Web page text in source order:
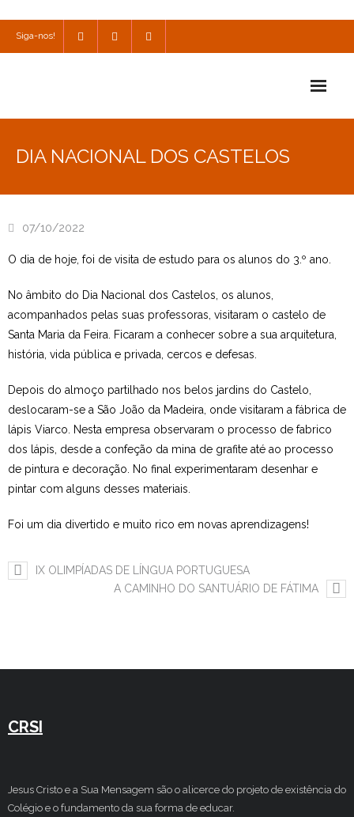
Siga-nos!
SPO
Contactos
DIA NACIONAL DOS CASTELOS
07/10/2022
O dia de hoje, foi de visita de estudo para os alunos do 3.º ano.
No âmbito do Dia Nacional dos Castelos, os alunos,
acompanhados pelas suas professoras, visitaram o castelo de
Santa Maria da Feira. Ficaram a conhecer sobre a sua arquitetura,
história, vida pública e privada, cercos e defesas.
Depois do almoço partilhado nos belos jardins do Castelo,
deslocaram-se a São João da Madeira, onde visitaram a fábrica de
lápis Viarco. Nesta empresa observaram o processo de fabrico
dos lápis, desde a confeção da mina de grafite até ao processo
de pintura e decoração. No final experimentaram desenhar e
pintar com alguns desses materiais.
Foi um dia divertido e muito rico em novas aprendizagens!
IX OLIMPÍADAS DE LÍNGUA PORTUGUESA
A CAMINHO DO SANTUÁRIO DE FÁTIMA
CRSI
Jesus Cristo e a Sua Mensagem são o alicerce do projeto de existência do
Colégio e o fundamento da sua forma de educar.